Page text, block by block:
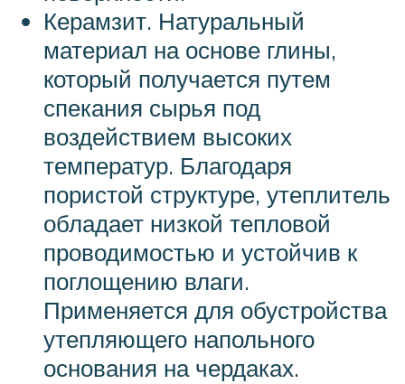
Керамзит. Натуральный
материал на основе глины,
который получается путем
спекания сырья под
воздействием высоких
температур. Благодаря
пористой структуре, утеплитель
обладает низкой тепловой
проводимостью и устойчив к
поглощению влаги.
Применяется для обустройства
утепляющего напольного
основания на чердаках.